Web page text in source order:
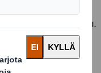
saatiin
automaatiossa.
18%.